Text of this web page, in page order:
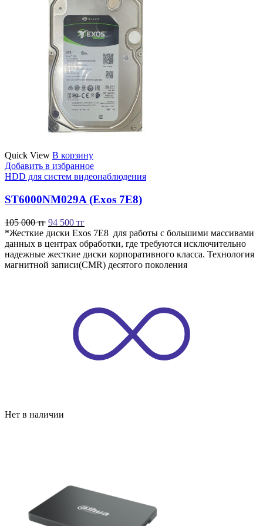
Quick View В корзину
Добавить в избранное
HDD для систем видеонаблюдения
ST6000NM029A (Exos 7E8)
105 000тг 94 500 тг
*Жесткие диски Exos 7E8 для работы с большими массивами
данных в центрах обработки, где требуются исключительно
надежные жесткие диски корпоративного класса. Технология
магнитной записи(CMR) десятого поколения
Нет в наличии